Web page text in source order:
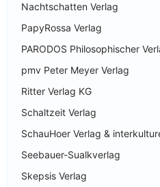
Nachtschatten Verlag
PapyRossa Verlag
PARODOS Philosophischer
pmv Peter Meyer Verlag
Ritter Verlag KG
Schaltzeit Verlag
SchauHoer Verlag &
Seebauer-Sualkverlag
Skepsis Verlag